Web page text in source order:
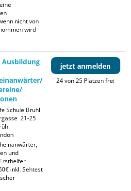
nicht von
wird
Ausbildung
Schule Brühl
21-25
und
inkl. Sehtest
jetzt anmelden
24 von 25 Plätzen frei